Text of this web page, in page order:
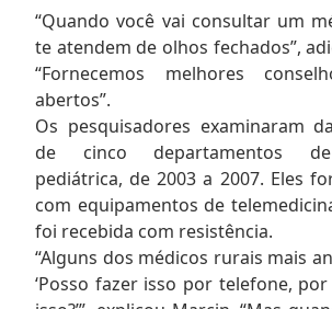
“Quando você vai consultar um
te atendem de olhos fechados”,
“Fornecemos melhores
abertos”.
Os pesquisadores examinaram
de cinco departamentos de
pediátrica, de 2003 a 2007. Eles
com equipamentos de
foi recebida com resistência.
“Alguns dos médicos rurais mais
‘Posso fazer isso por telefone,